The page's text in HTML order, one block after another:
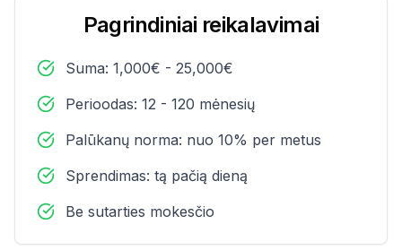
Pagrindiniai reikalavimai
Suma: 1,000€ - 25,000€
Perioodas: 12 - 120 mėnesių
Palūkanų norma: nuo 10% per metus
Sprendimas: tą pačią dieną
Be sutarties mokesčio